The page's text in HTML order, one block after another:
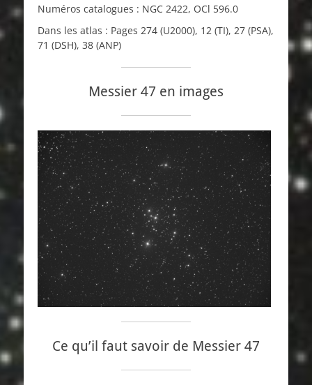
Numéros catalogues : NGC 2422, OCl 596.0
Dans les atlas : Pages 274 (U2000), 12 (TI), 27 (PSA),
71 (DSH), 38 (ANP)
Messier 47 en images
Ce qu’il faut savoir de Messier 47